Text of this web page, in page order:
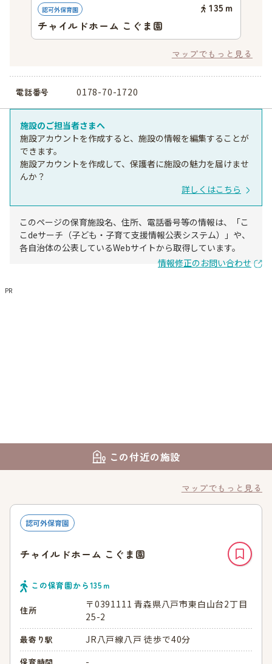
認可外保育園 135 ｍ
チャイルドホーム こぐま園
マップでもっと見る
電話番号 0178-70-1720
施設のご担当者さまへ
施設アカウントを作成すると、施設の情報を編集することが
できます。
施設アカウントを作成して、保護者に施設の魅力を届けませ
んか？
詳しくはこちら
このページの保育施設名、住所、電話番号等の情報は、「こ
こdeサーチ（子ども・子育て支援情報公表システム）」や、
各自治体の公表しているWebサイトから取得しています。
情報修正のお問い合わせ
PR
この付近の施設
マップでもっと見る
認可外保育園
チャイルドホーム こぐま園
この保育園から135ｍ
住所
〒0391111 青森県八戸市東白山台2丁目
25-2
最寄り駅 JR八戸線八戸 徒歩で40分
-